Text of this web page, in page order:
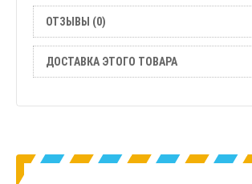
ОТЗЫВЫ (0)
ДОСТАВКА ЭТОГО ТОВАРА